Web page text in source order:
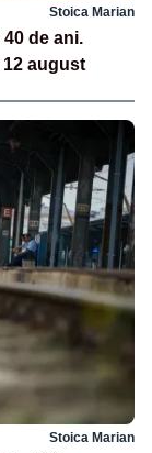
Stoica Marian
de ani.
12 august
Stoica Marian